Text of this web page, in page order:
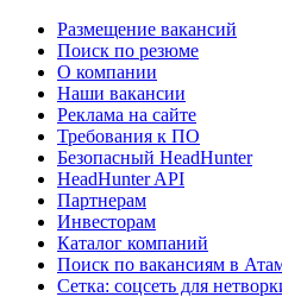
Размещение вакансий
Поиск по резюме
О компании
Наши вакансии
Реклама на сайте
Требования к ПО
Безопасный HeadHunter
HeadHunter API
Партнерам
Инвесторам
Каталог компаний
Поиск по вакансиям в
Сетка: соцсеть для